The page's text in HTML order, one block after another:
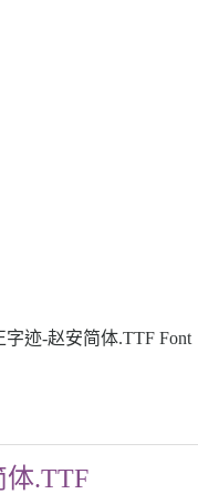
字迹-赵安简体.TTF Font
.TTF